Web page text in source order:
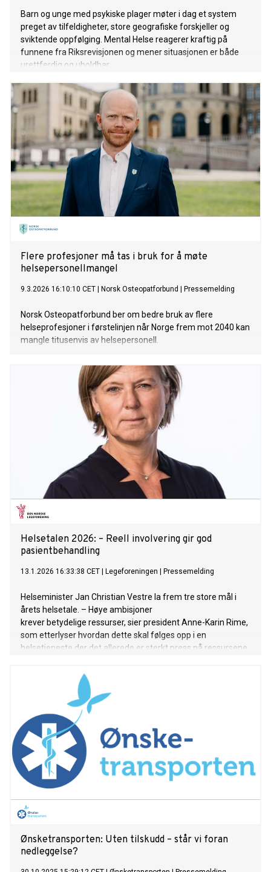
Barn og unge med psykiske plager møter i dag et system
preget av tilfeldigheter, store geografiske forskjeller og
sviktende oppfølging. Mental Helse reagerer kraftig på
funnene fra Riksrevisjonen og mener situasjonen er både
urettferdig og uholdbar.
Flere profesjoner må tas i bruk for å møte
helsepersonellmangel
9.3.2026 16:10:10 CET Norsk Osteopatforbund Pressemelding
Norsk Osteopatforbund ber om bedre bruk av flere
helseprofesjoner i førstelinjen når Norge frem mot 2040 kan
mangle titusenvis av helsepersonell.
Helsetalen 2026: – Reell involvering gir god
pasientbehandling
13.1.2026 16:33:38 CET Legeforeningen Pressemelding
Helseminister Jan Christian Vestre la frem tre store mål i
årets helsetale. – Høye ambisjoner
krever betydelige ressurser, sier president Anne-Karin Rime,
som etterlyser hvordan dette skal følges opp i en
helsetjeneste der det allerede er sterkt press på ressursene.
Ønsketransporten: Uten tilskudd – står vi foran
nedleggelse?